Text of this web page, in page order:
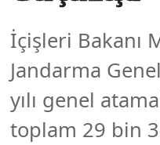
İçişleri Bakanı
Jandarma
yılı genel
toplam 29 bin